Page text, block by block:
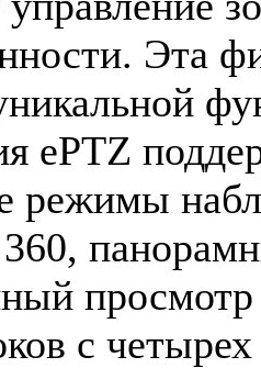
Эта
ePTZ
режимы
360,
с